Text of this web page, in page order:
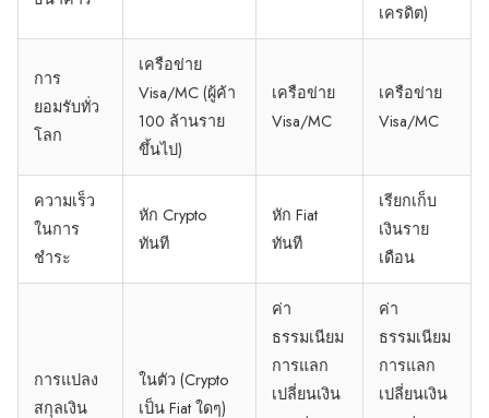
เครดิต)
การ
ยอมรับทั่ว
โลก
เครือข่าย
Visa/MC (ผู้ค้า
100 ล้านราย
ขึ้นไป)
เครือข่าย
Visa/MC
เครือข่าย
Visa/MC
ความเร็ว
ในการ
ชำระ
หัก Crypto
ทันที
หัก Fiat
ทันที
เรียกเก็บ
เงินราย
เดือน
การแปลง
สกุลเงิน
ในตัว (Crypto
เป็น Fiat ใดๆ)
ค่า
ธรรมเนียม
การแลก
เปลี่ยนเงิน
ค่า
ธรรมเนียม
การแลก
เปลี่ยนเงิน